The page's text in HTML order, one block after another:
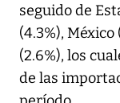
seguido de
(4.3%), México
(2.6%), los
de las